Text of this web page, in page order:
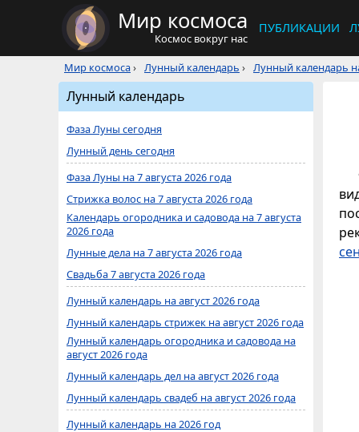
Мир космоса
Космос вокруг нас
ПУБЛИКАЦИИ
Мир космоса› Лунный календарь › Лунный календарь
Лунный календарь
Фаза Луны сегодня
Лунный день сегодня
Фаза Луны на 7 августа 2026 года
Стрижка волос на 7 августа 2026 года
Календарь огородника и садовода на 7 августа
2026 года
Лунные дела на 7 августа 2026 года
Свадьба 7 августа 2026 года
Лунный календарь на август 2026 года
Лунный календарь стрижек на август 2026 года
Лунный календарь огородника и садовода на
август 2026 года
Лунный календарь дел на август 2026 года
Лунный календарь свадеб на август 2026 года
Лунный календарь на 2026 год